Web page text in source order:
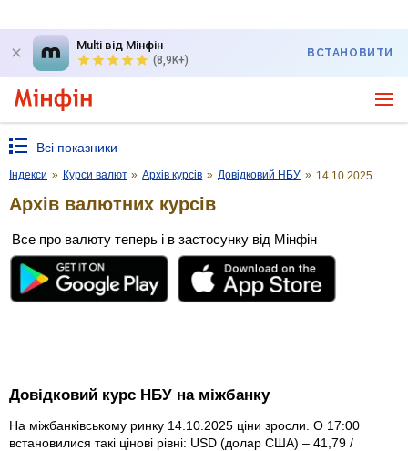
Multi від Мінфін
(8,9K+)
ВСТАНОВИТИ
Всі показники
Індекси » Курси валют » Архів курсів » Довідковий НБУ » 14.10.2025
Архів валютних курсів
Все про валюту теперь і в застосунку від Мінфін
Довідковий курс НБУ на міжбанку
На міжбанківському ринку 14.10.2025 ціни зросли. О 17:00
встановилися такі цінові рівні: USD (долар США) – 41,79 /